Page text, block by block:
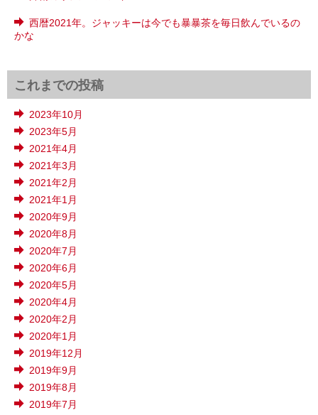
西暦2021年。ジャッキーは今でも暴暴茶を毎日飲んでいるの
かな
これまでの投稿
2023年10月
2023年5月
2021年4月
2021年3月
2021年2月
2021年1月
2020年9月
2020年8月
2020年7月
2020年6月
2020年5月
2020年4月
2020年2月
2020年1月
2019年12月
2019年9月
2019年8月
2019年7月